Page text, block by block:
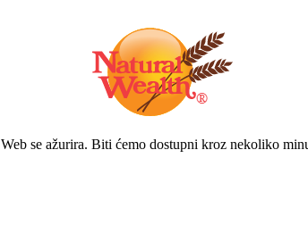
Web se ažurira. Biti ćemo dostupni kroz nekoliko